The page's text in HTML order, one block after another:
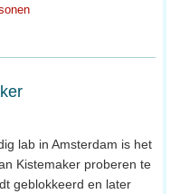
lab in Amsterdam is het
Kistemaker proberen te
geblokkeerd en later